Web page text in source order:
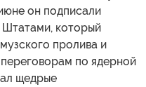
он подписали
который
пролива и
по ядерной
щедрые